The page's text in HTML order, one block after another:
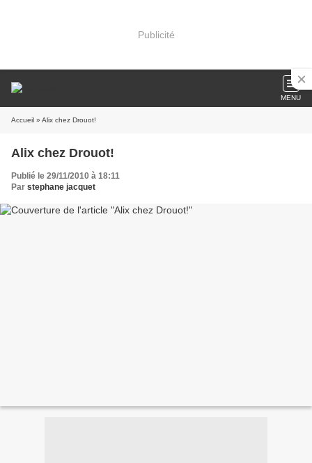
Publicité
MENU
Accueil » Alix chez Drouot!
Alix chez Drouot!
Publié le 29/11/2010 à 18:11
Par stephane jacquet